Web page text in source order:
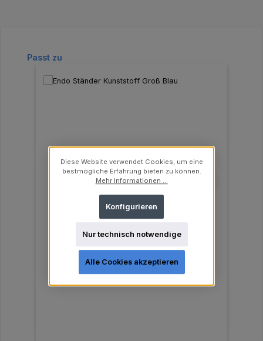
Produktgalerie überspringen
Passt zu
Endo Ständer Kunststoff Groß Blau
Diese Website verwendet Cookies, um eine
bestmögliche Erfahrung bieten zu können.
Mehr Informationen ...
Nur technisch notwendige
Konfigurieren
Alle Cookies akzeptieren